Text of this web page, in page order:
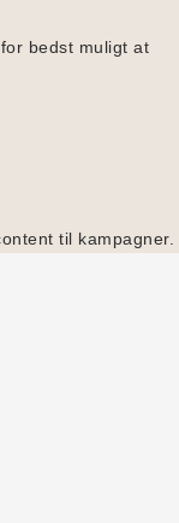
bedst muligt at
til kampagner.